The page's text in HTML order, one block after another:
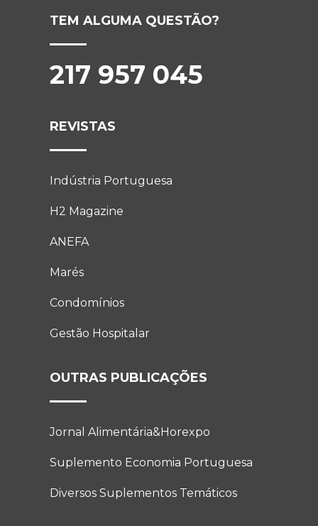
TEM ALGUMA QUESTÃO?
217 957 045
REVISTAS
Indústria Portuguesa
H2 Magazine
ANEFA
Marés
Condomínios
Gestão Hospitalar
OUTRAS PUBLICAÇÕES
Jornal Alimentária&Horexpo
Suplemento Economia Portuguesa
Diversos Suplementos Temáticos